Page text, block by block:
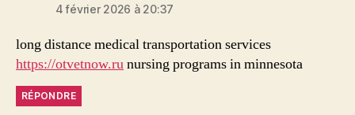
4 février 2026 à 20:37
long distance medical transportation services
https://otvetnow.runursing programs in minnesota
RÉPONDRE